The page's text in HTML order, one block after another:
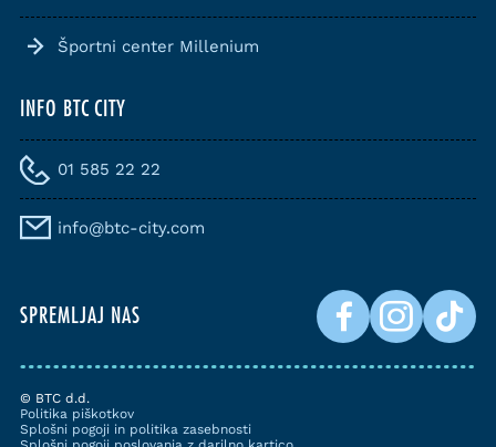
Športni center Millenium
INFO BTC CITY
01 585 22 22
info@btc-city.com
SPREMLJAJ NAS
© BTC d.d.
Politika piškotkov
Splošni pogoji in politika zasebnosti